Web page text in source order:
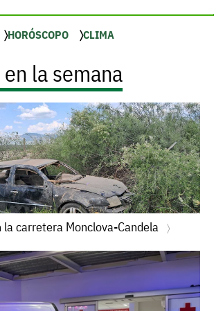
HORÓSCOPO CLIMA
la semana
la carretera Monclova-Candela